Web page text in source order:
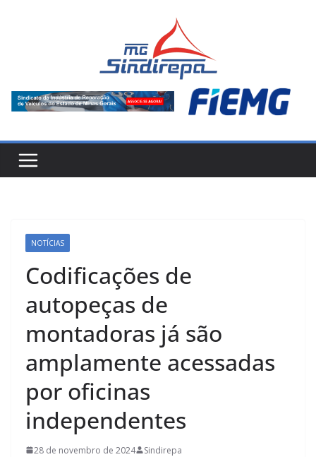
NOTÍCIAS
Codificações de
autopeças de
montadoras já são
amplamente acessadas
por oficinas
independentes
28 de novembro de 2024 Sindirepa